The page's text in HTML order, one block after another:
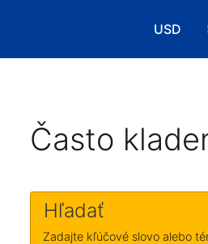
USD
Vybrať
Často
Hľadať
Zadajte kľúčové slovo alebo